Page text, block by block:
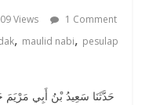
Views
1 Comment
, maulid nabi, pesulap
حَدَّثَنَا سَعِيدُ بْنُ أَبِي